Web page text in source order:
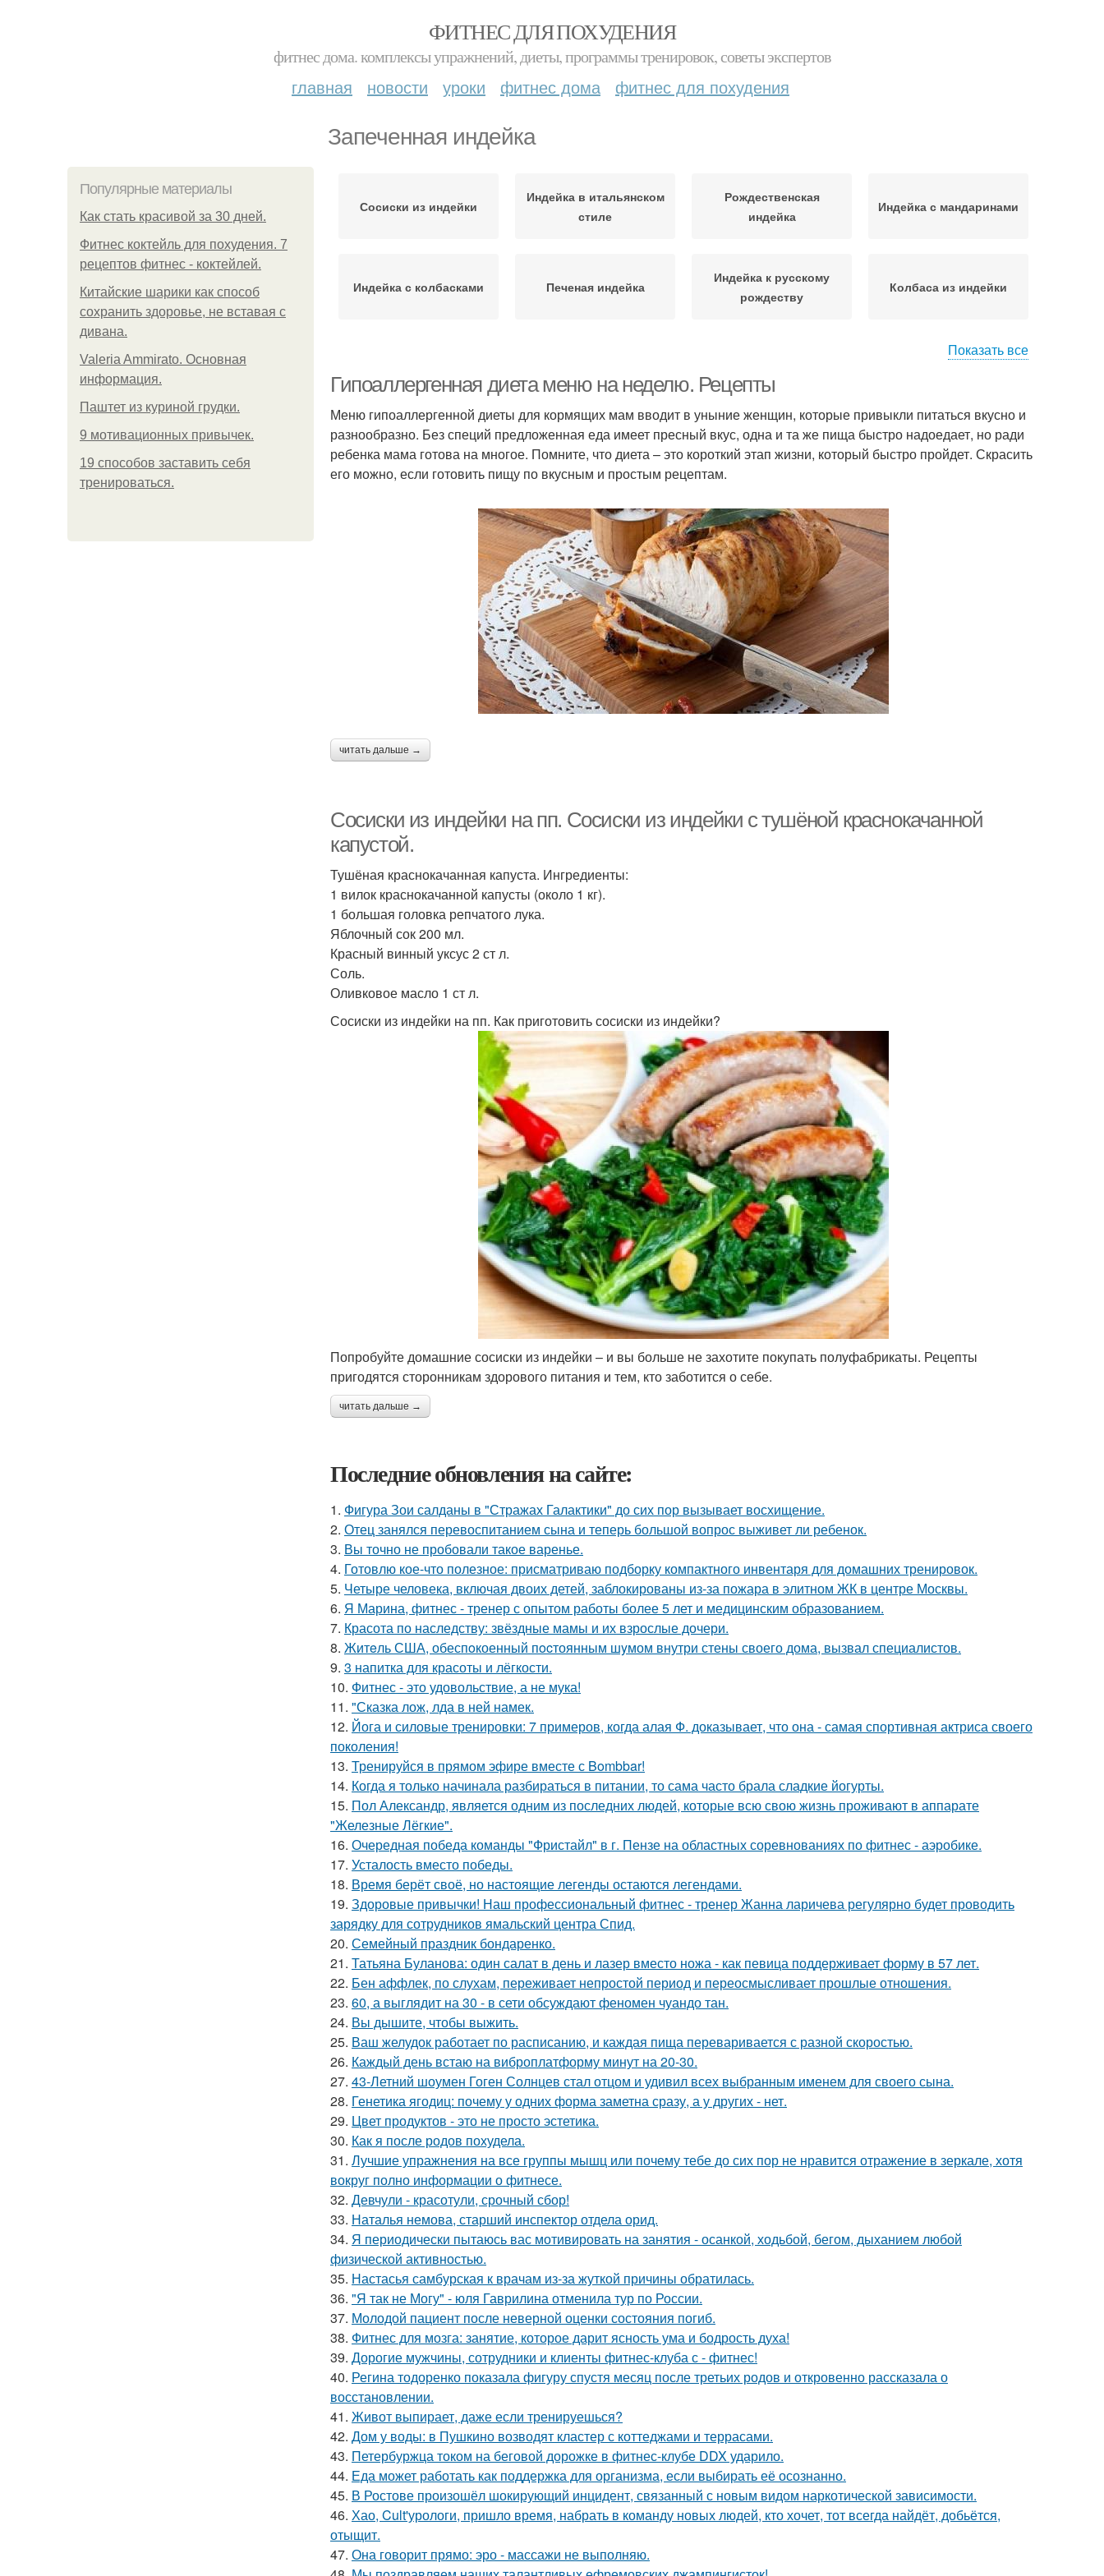
ФИТНЕС ДЛЯ ПОХУДЕНИЯ
фитнес дома. комплексы упражнений, диеты, программы тренировок, советы экспертов
главная новости уроки фитнес дома фитнес для похудения
Запеченная индейка
Популярные материалы
Как стать красивой за 30 дней.
Фитнес коктейль для похудения. 7
рецептов фитнес - коктейлей.
Китайские шарики как способ
сохранить здоровье, не вставая с
дивана.
Valeria Ammirato. Основная
информация.
Паштет из куриной грудки.
9 мотивационных привычек.
19 способов заставить себя
тренироваться.
Сосиски из индейки
Индейка в итальянском
стиле
Рождественская
индейка
Индейка с мандаринами
Индейка с колбасками Печеная индейка
Индейка к русскому
рождеству
Колбаса из индейки
Показать все
Гипоаллергенная диета меню на неделю. Рецепты
Меню гипоаллергенной диеты для кормящих мам вводит в уныние женщин, которые привыкли питаться вкусно и
разнообразно. Без специй предложенная еда имеет пресный вкус, одна и та же пища быстро надоедает, но ради
ребенка мама готова на многое. Помните, что диета – это короткий этап жизни, который быстро пройдет. Скрасить
его можно, если готовить пищу по вкусным и простым рецептам.
читать дальше →
Сосиски из индейки на пп. Сосиски из индейки с тушёной краснокачанной
капустой.
Тушёная краснокачанная капуста. Ингредиенты:
1 вилок краснокачанной капусты (около 1 кг).
1 большая головка репчатого лука.
Яблочный сок 200 мл.
Красный винный уксус 2 ст л.
Соль.
Оливковое масло 1 ст л.
Сосиски из индейки на пп. Как приготовить сосиски из индейки?
Попробуйте домашние сосиски из индейки – и вы больше не захотите покупать полуфабрикаты. Рецепты
пригодятся сторонникам здорового питания и тем, кто заботится о себе.
читать дальше →
Последние обновления на сайте:
1. Фигура Зои салданы в "Стражах Галактики" до сих пор вызывает восхищение.
2. Отец занялся перевоспитанием сына и теперь большой вопрос выживет ли ребенок.
3. Вы точно не пробовали такое варенье.
4. Готовлю кое-что полезное: присматриваю подборку компактного инвентаря для домашних тренировок.
5. Четыре человека, включая двоих детей, заблокированы из-за пожара в элитном ЖК в центре Москвы.
6. Я Марина, фитнес - тренер с опытом работы более 5 лет и медицинским образованием.
7. Красота по наследству: звёздные мамы и их взрослые дочери.
8. Житeль США, обеспoкоенный пocтоянным шyмом внутри стены своего дома, вызвал специалистов.
9. 3 напитка для красоты и лёгкости.
10. Фитнес - это удовольствие, а не мука!
11. "Сказка лож, лда в ней намек.
12. Йога и силовые тренировки: 7 примеров, когда алая Ф. доказывает, что она - самая спортивная актриса своего
поколения!
13. Тренируйся в прямом эфире вместе с Bombbar!
14. Когда я только начинала разбираться в питании, то сама часто брала сладкие йогурты.
15. Пол Александр, является одним из последних людей, которые всю свою жизнь проживают в аппарате
"Железные Лёгкие".
16. Очередная победа команды "Фристайл" в г. Пензе на областных соревнованиях по фитнес - аэробике.
17. Усталость вместо победы.
18. Время берёт своё, но настоящие легенды остаются легендами.
19. Здоровые привычки! Наш профессиональный фитнес - тренер Жанна ларичева регулярно будет проводить
зарядку для сотрудников ямальский центра Спид.
20. Семейный праздник бондаренко.
21. Татьяна Буланова: один салат в день и лазер вместо ножа - как певица поддерживает форму в 57 лет.
22. Бен аффлек, по слухам, переживает непростой период и переосмысливает прошлые отношения.
23. 60, а выглядит на 30 - в сети обсуждают феномен чуандо тан.
24. Вы дышите, чтобы выжить.
25. Ваш желудок работает по расписанию, и каждая пища переваривается с разной скоростью.
26. Каждый день встаю на виброплатформу минут на 20-30.
27. 43-Летний шоумен Гоген Солнцев стал отцом и удивил всех выбранным именем для своего сына.
28. Генетика ягодиц: почему у одних форма заметна сразу, а у других - нет.
29. Цвет продуктов - это не просто эстетика.
30. Как я после родов похудела.
31. Лучшие упражнения на все группы мышц или почему тебе до сих пор не нравится отражение в зеркале, хотя
вокруг полно информации о фитнесе.
32. Девчули - красотули, срочный сбор!
33. Наталья немова, старший инспектор отдела орид.
34. Я периодически пытаюсь вас мотивировать на занятия - осанкой, ходьбой, бегом, дыханием любой
физической активностью.
35. Настасья самбурская к врачам из-за жуткой причины обратилась.
36. "Я так не Могу" - юля Гаврилина отменила тур по России.
37. Молодой пациент после неверной оценки состояния погиб.
38. Фитнес для мозга: занятие, которое дарит ясность ума и бодрость духа!
39. Дорогие мужчины, сотрудники и клиенты фитнес-клуба с - фитнес!
40. Регина тодоренко показала фигуру спустя месяц после третьих родов и откровенно рассказала о
восстановлении.
41. Живот выпирает, даже если тренируешься?
42. Дом у воды: в Пушкино возводят кластер с коттеджами и террасами.
43. Петербуржца током на беговой дорожке в фитнес-клубе DDX ударило.
44. Еда может работать как поддержка для организма, если выбирать её осознанно.
45. В Ростове произошёл шокирующий инцидент, связанный с новым видом наркотической зависимости.
46. Хао, Cult'урологи, пришло время, набрать в команду новых людей, кто хочет, тот всегда найдёт, добьётся,
отыщит.
47. Она говорит прямо: эро - массажи не выполняю.